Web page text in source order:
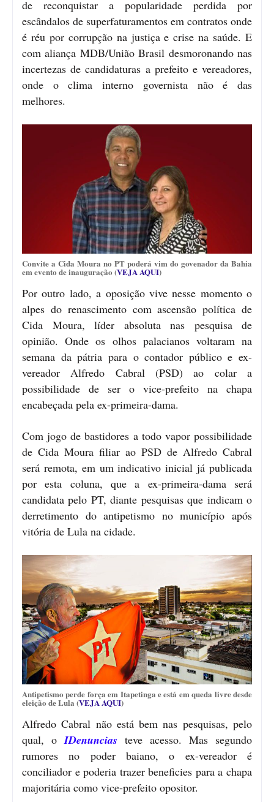
de reconquistar a popularidade perdida por
escândalos de superfaturamentos em contratos onde
é réu por corrupção na justiça e crise na saúde. E
com aliança MDB/União Brasil desmoronando nas
incertezas de candidaturas a prefeito e vereadores,
onde o clima interno governista não é das
melhores.
Convite a Cida Moura no PT poderá vim do govenador da Bahia
em evento de inauguração (VEJA AQUI)
Por outro lado, a oposição vive nesse momento o
alpes do renascimento com ascensão política de
Cida Moura, líder absoluta nas pesquisa de
opinião. Onde os olhos palacianos voltaram na
semana da pátria para o contador público e ex-
vereador Alfredo Cabral (PSD) ao colar a
possibilidade de ser o vice-prefeito na chapa
encabeçada pela ex-primeira-dama.
Com jogo de bastidores a todo vapor possibilidade
de Cida Moura filiar ao PSD de Alfredo Cabral
será remota, em um indicativo inicial já publicada
por esta coluna, que a ex-primeira-dama será
candidata pelo PT, diante pesquisas que indicam o
derretimento do antipetismo no município após
vitória de Lula na cidade.
Antipetismo perde força em Itapetinga e está em queda livre desde
eleição de Lula (VEJA AQUI)
Alfredo Cabral não está bem nas pesquisas, pelo
qual, o IDenuncias teve acesso. Mas segundo
rumores no poder baiano, o ex-vereador é
conciliador e poderia trazer beneficies para a chapa
majoritária como vice-prefeito opositor.